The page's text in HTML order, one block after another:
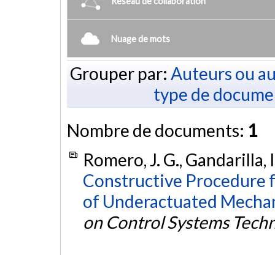
Nuage de mots
Grouper par: Auteurs ou
type de
Nombre de documents: 1
Romero, J. G.,
Constructive Procedure
of Underactuated
on Control Systems